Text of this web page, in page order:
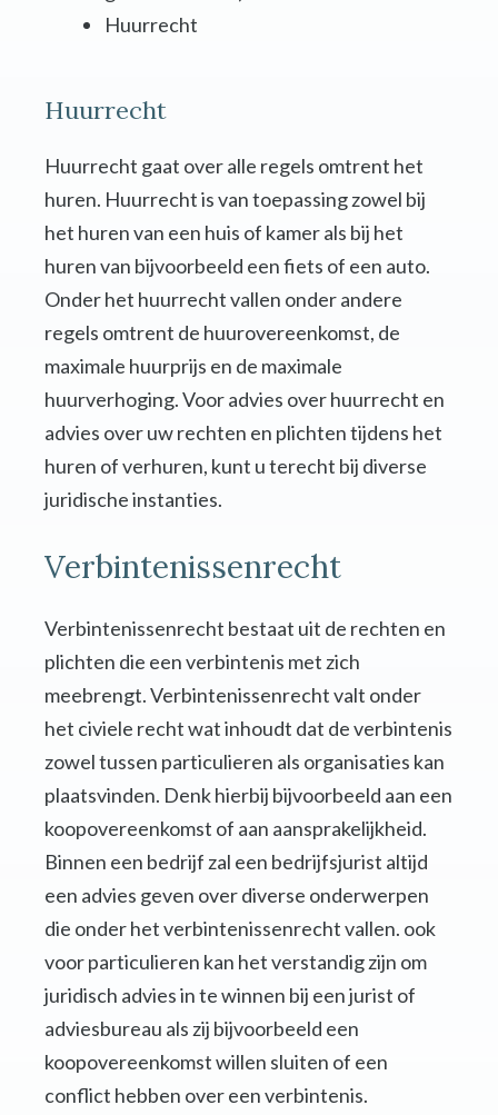
Huurrecht
Huurrecht
Huurrecht gaat over alle regels omtrent het
huren. Huurrecht is van toepassing zowel bij
het huren van een huis of kamer als bij het
huren van bijvoorbeeld een fiets of een auto.
Onder het huurrecht vallen onder andere
regels omtrent de huurovereenkomst, de
maximale huurprijs en de maximale
huurverhoging. Voor advies over huurrecht en
advies over uw rechten en plichten tijdens het
huren of verhuren, kunt u terecht bij diverse
juridische instanties.
Verbintenissenrecht
Verbintenissenrecht bestaat uit de rechten en
plichten die een verbintenis met zich
meebrengt. Verbintenissenrecht valt onder
het civiele recht wat inhoudt dat de verbintenis
zowel tussen particulieren als organisaties kan
plaatsvinden. Denk hierbij bijvoorbeeld aan een
koopovereenkomst of aan aansprakelijkheid.
Binnen een bedrijf zal een bedrijfsjurist altijd
een advies geven over diverse onderwerpen
die onder het verbintenissenrecht vallen. ook
voor particulieren kan het verstandig zijn om
juridisch advies in te winnen bij een jurist of
adviesbureau als zij bijvoorbeeld een
koopovereenkomst willen sluiten of een
conflict hebben over een verbintenis.